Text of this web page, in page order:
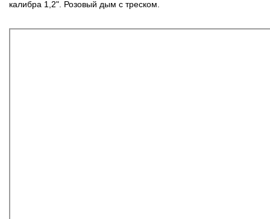
калибра 1,2". Розовый дым с треском.